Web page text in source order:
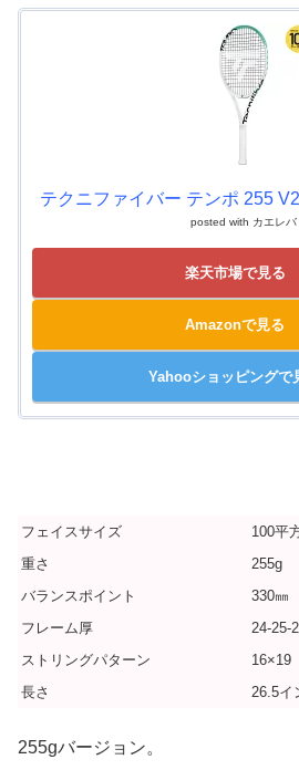
テクニファイバー テンポ 255
posted with カエレバ
楽天市場で見る
Amazonで見る
Yahooショッピングで
フェイスサイズ
100平
重さ
255g
バランスポイント
330㎜
フレーム厚
24-25-
ストリングパターン
16×19
長さ
26.5イ
255gバージョン。